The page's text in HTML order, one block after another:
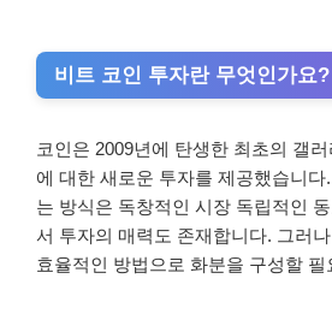
비트 코인 투자란 무엇인가요?
코인은 2009년에 탄생한 최초의 갤
에 대한 새로운 투자를 제공했습니
는 방식은 독창적인 시장 독립적인
서 투자의 매력도 존재합니다. 그러
효율적인 방법으로 화분을 구성할 필